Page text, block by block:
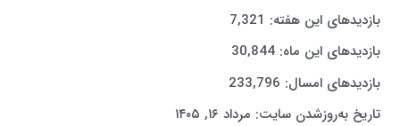
بازدیدهای این هفته: 7,321
بازدیدهای این ماه:30,844
بازدیدهای امسال: 233,796
تاریخ به‌روزشدن سایت: مرداد ۱۶, ۱۴۰۵